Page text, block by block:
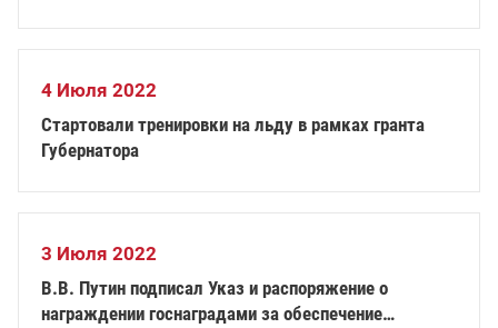
4 Июля 2022
Стартовали тренировки на льду в рамках гранта
Губернатора
3 Июля 2022
В.В. Путин подписал Указ и распоряжение о
награждении госнаградами за обеспечение